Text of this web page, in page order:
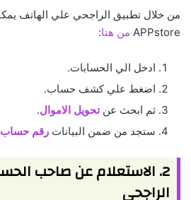
من خلال تطبيق الراجحي علي الهاتف
APPstore من هنا:
ادخل الي الحسابات.
اضغط علي كشف حساب.
ثم ابحث عنتحويل الاموال.
ستجد من ضمن البيانات رقم حساب
2. الاستعلام عن صاحب
الراجحي